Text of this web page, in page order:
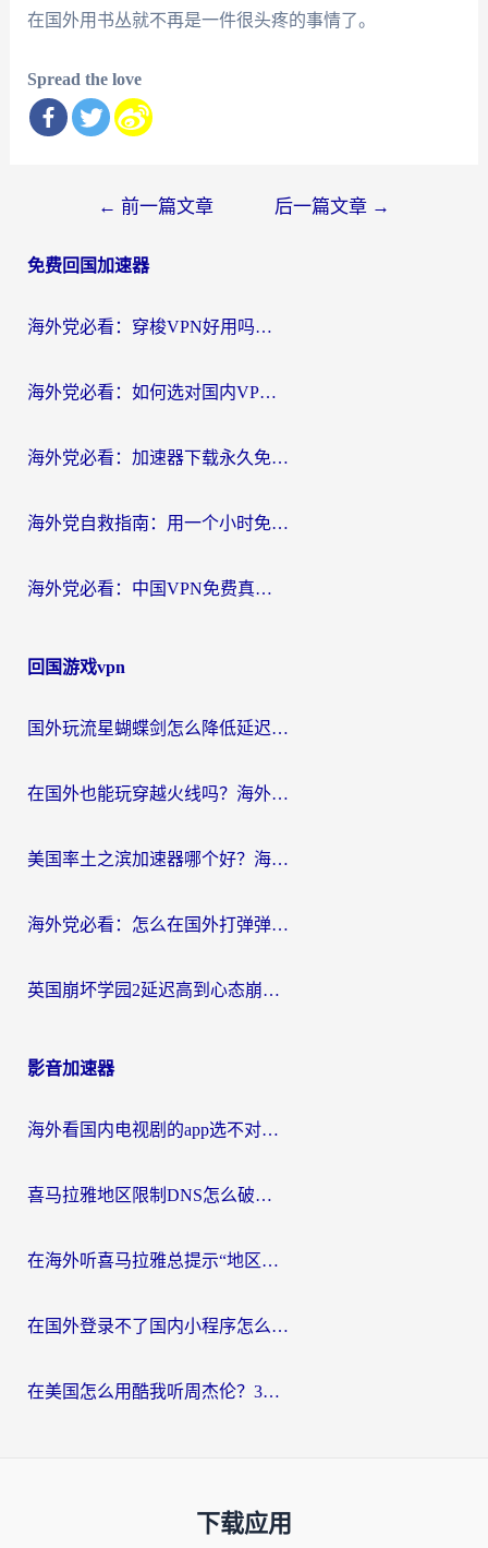
在国外用书丛就不再是一件很头疼的事情了。
Spread the love
导
← 前一篇文章 后一篇文章 →
免费回国加速器
海外党必看：穿梭VPN好用吗？和云帆VPN对比哪个回国效果更好？附真实测评+避坑指南
海外党必看：如何选对国内VPN，实现无缝访问国内资源？
海外党必看：加速器下载永久免费版真的存在吗？教你无缝访问国内资源的正确姿势
海外党自救指南：用一个小时免费加速器，轻松打破国内资源访问壁垒？
海外党必看：中国VPN免费真的靠谱吗？手把手教你选对回国加速器
回国游戏vpn
国外玩流星蝴蝶剑怎么降低延迟？海外党必看的加速秘籍（含欧洲鸣潮&彩虹岛优化攻略）
在国外也能玩穿越火线吗？海外玩家国服游戏畅玩终极指南
美国率土之滨加速器哪个好？海外党国服游戏畅玩终极指南（附多游戏解决方案）
海外党必看：怎么在国外打弹弹堂不卡？番茄加速器亲测指南
英国崩坏学园2延迟高到心态崩？海外党国服游戏加速终极指南
影音加速器
海外看国内电视剧的app选不对？这份回国加速器避坑指南帮你流畅追剧
喜马拉雅地区限制DNS怎么破？海外党听国内音乐听书的终极解决方案
在海外听喜马拉雅总提示“地区限制”？3步轻松解除+听国内音乐全攻略
在国外登录不了国内小程序怎么办？选对回国加速器，轻松解锁国内资源
在美国怎么用酷我听周杰伦？3步搞定海外听歌难题
下载应用